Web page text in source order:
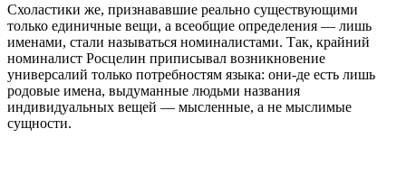
Схоластики же, признававшие реально существующими
только единичные вещи, а всеобщие определения — лишь
именами, стали называться номиналистами. Так, крайний
номиналист Росцелин приписывал возникновение
универсалий только потребностям языка: они-де есть лишь
родовые имена, выдуманные людьми названия
индивидуальных вещей — мысленные, а не мыслимые
сущности.